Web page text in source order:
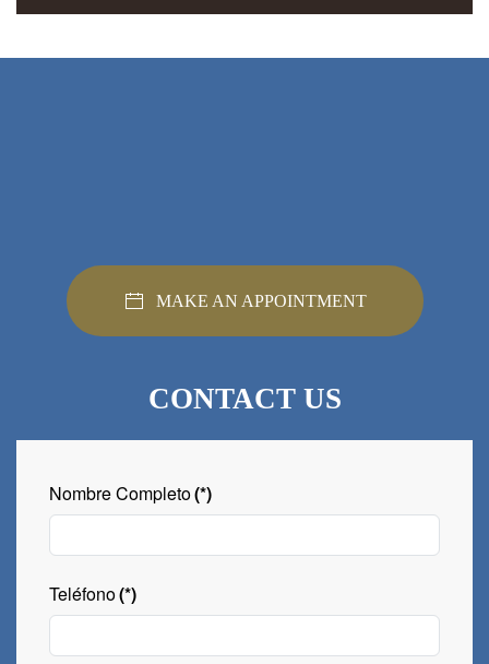
MAKE AN APPOINTMENT
CONTACT US
Nombre Completo(*)
Teléfono(*)